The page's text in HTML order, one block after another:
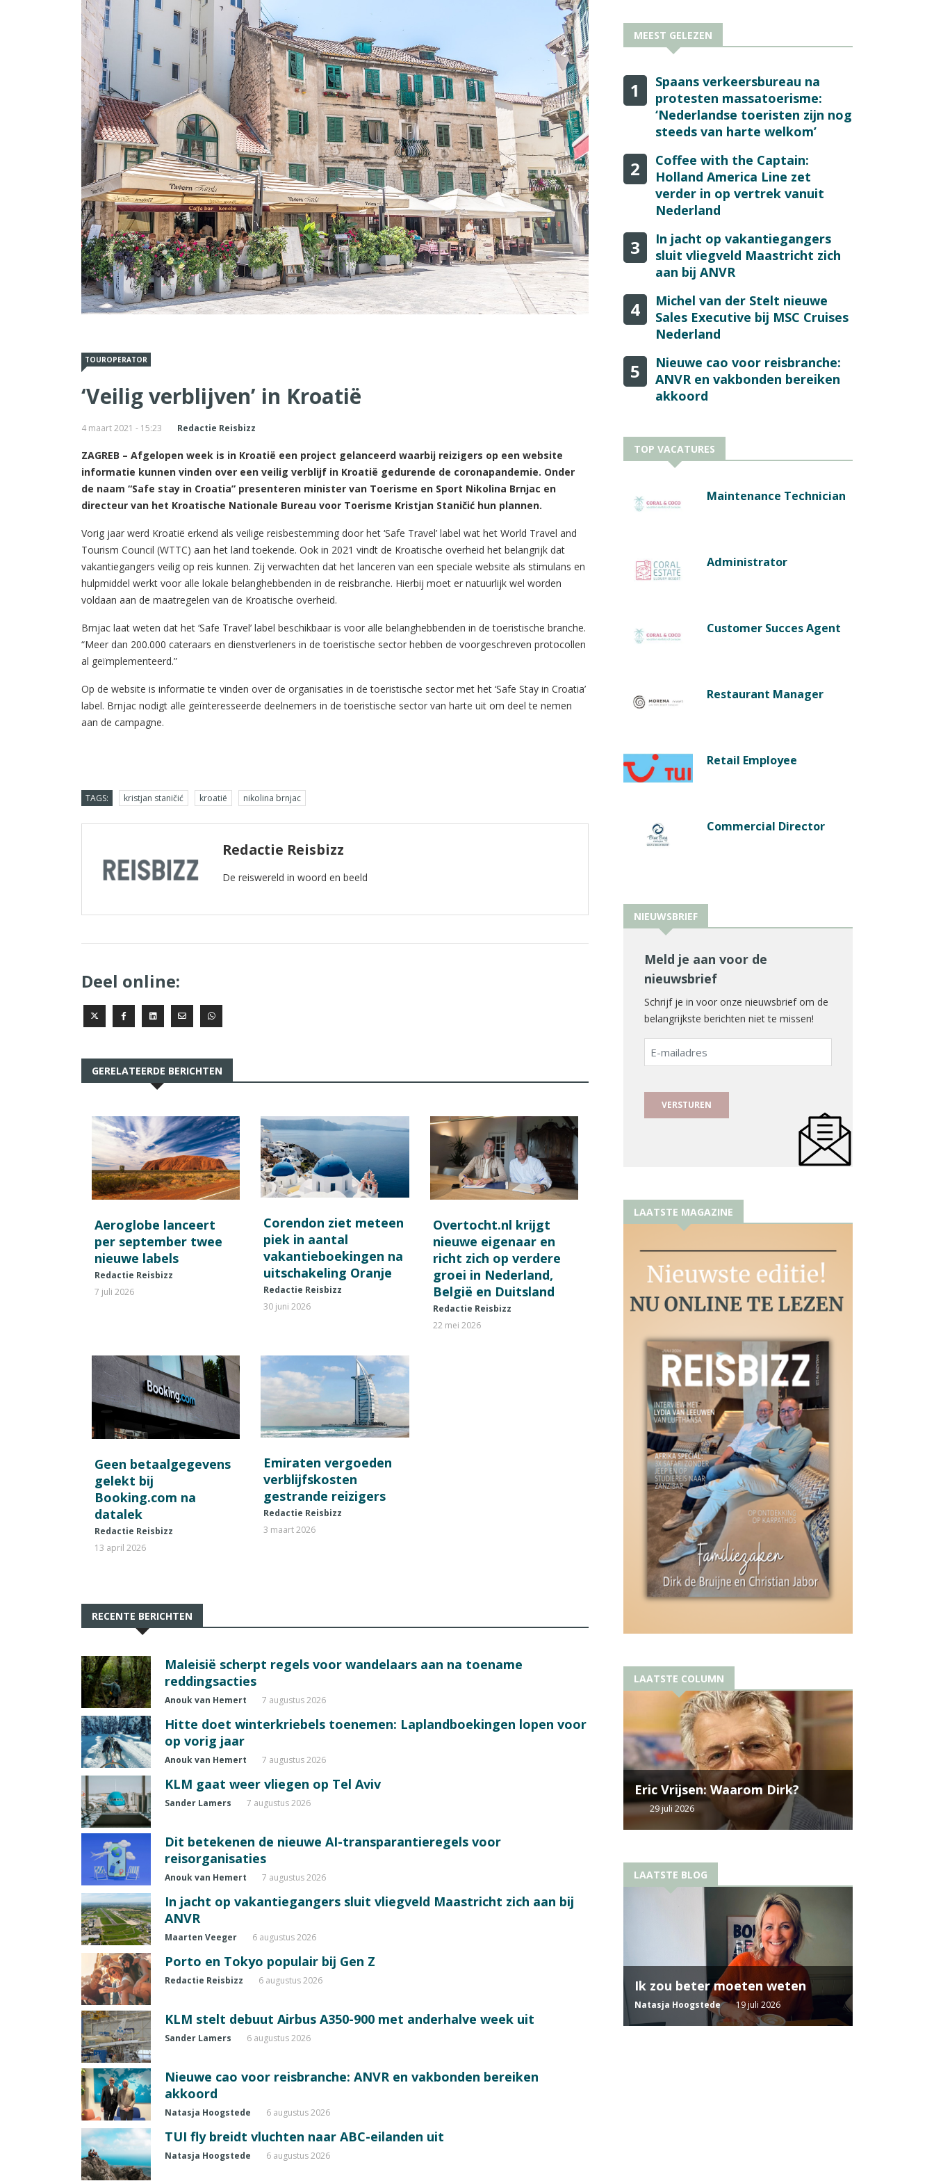
TOUROPERATOR
‘Veilig verblijven’ in Kroatië
4 maart 2021 - 15:23 Redactie Reisbizz
ZAGREB – Afgelopen week is in Kroatië een project gelanceerd waarbij reizigers op een website
informatie kunnen vinden over een veilig verblijf in Kroatië gedurende de coronapandemie. Onder
de naam “Safe stay in Croatia” presenteren minister van Toerisme en Sport Nikolina Brnjac en
directeur van het Kroatische Nationale Bureau voor Toerisme Kristjan Staničić hun plannen.
Vorig jaar werd Kroatië erkend als veilige reisbestemming door het ‘Safe Travel’ label wat het World Travel and
Tourism Council (WTTC) aan het land toekende. Ook in 2021 vindt de Kroatische overheid het belangrijk dat
vakantiegangers veilig op reis kunnen. Zij verwachten dat het lanceren van een speciale website als stimulans en
hulpmiddel werkt voor alle lokale belanghebbenden in de reisbranche. Hierbij moet er natuurlijk wel worden
voldaan aan de maatregelen van de Kroatische overheid.
Brnjac laat weten dat het ‘Safe Travel’ label beschikbaar is voor alle belanghebbenden in de toeristische branche.
“Meer dan 200.000 cateraars en dienstverleners in de toeristische sector hebben de voorgeschreven protocollen
al geïmplementeerd.”
Op de website is informatie te vinden over de organisaties in de toeristische sector met het ‘Safe Stay in Croatia’
label. Brnjac nodigt alle geïnteresseerde deelnemers in de toeristische sector van harte uit om deel te nemen
aan de campagne.
TAGS: kristjan staničić kroatië nikolina brnjac
Redactie Reisbizz
De reiswereld in woord en beeld
Deel online:
GERELATEERDE BERICHTEN
Aeroglobe lanceert
per september twee
nieuwe labels
Redactie Reisbizz
7 juli 2026
Corendon ziet meteen
piek in aantal
vakantieboekingen na
uitschakeling Oranje
Redactie Reisbizz
30 juni 2026
Overtocht.nl krijgt
nieuwe eigenaar en
richt zich op verdere
groei in Nederland,
België en Duitsland
Redactie Reisbizz
22 mei 2026
Geen betaalgegevens
gelekt bij
Booking.com na
datalek
Redactie Reisbizz
13 april 2026
Emiraten vergoeden
verblijfskosten
gestrande reizigers
Redactie Reisbizz
3 maart 2026
RECENTE BERICHTEN
Maleisië scherpt regels voor wandelaars aan na toename
reddingsacties
Anouk van Hemert 7 augustus 2026
Hitte doet winterkriebels toenemen: Laplandboekingen lopen voor
op vorig jaar
Anouk van Hemert 7 augustus 2026
KLM gaat weer vliegen op Tel Aviv
Sander Lamers 7 augustus 2026
Dit betekenen de nieuwe AI-transparantieregels voor
reisorganisaties
Anouk van Hemert 7 augustus 2026
In jacht op vakantiegangers sluit vliegveld Maastricht zich aan bij
ANVR
Maarten Veeger 6 augustus 2026
Porto en Tokyo populair bij Gen Z
Redactie Reisbizz 6 augustus 2026
KLM stelt debuut Airbus A350-900 met anderhalve week uit
Sander Lamers 6 augustus 2026
Nieuwe cao voor reisbranche: ANVR en vakbonden bereiken
akkoord
Natasja Hoogstede 6 augustus 2026
TUI fly breidt vluchten naar ABC-eilanden uit
Natasja Hoogstede 6 augustus 2026
MEEST GELEZEN
1
Spaans verkeersbureau na
protesten massatoerisme:
‘Nederlandse toeristen zijn nog
steeds van harte welkom’
2
Coffee with the Captain:
Holland America Line zet
verder in op vertrek vanuit
Nederland
3
In jacht op vakantiegangers
sluit vliegveld Maastricht zich
aan bij ANVR
4
Michel van der Stelt nieuwe
Sales Executive bij MSC Cruises
Nederland
5
Nieuwe cao voor reisbranche:
ANVR en vakbonden bereiken
akkoord
TOP VACATURES
Maintenance Technician
Administrator
Customer Succes Agent
Restaurant Manager
Retail Employee
Commercial Director
NIEUWSBRIEF
Meld je aan voor de
nieuwsbrief
Schrijf je in voor onze nieuwsbrief om de
belangrijkste berichten niet te missen!
E-
mailadres
LAATSTE MAGAZINE
LAATSTE COLUMN
Eric Vrijsen: Waarom Dirk?
29 juli 2026
LAATSTE BLOG
Ik zou beter moeten weten
Natasja Hoogstede 19 juli 2026